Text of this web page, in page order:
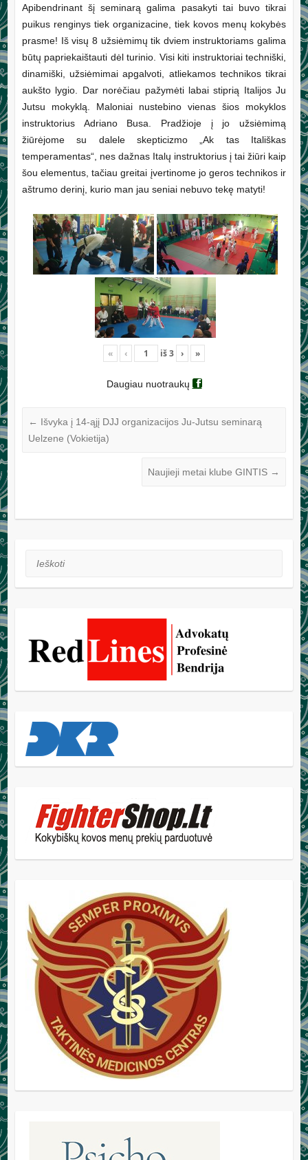
Apibendrinant šį seminarą galima pasakyti tai buvo tikrai
puikus renginys tiek organizacine, tiek kovos menų kokybės
prasme! Iš visų 8 užsiėmimų tik dviem instruktoriams galima
būtų papriekaištauti dėl turinio. Visi kiti instruktoriai techniški,
dinamiški, užsiėmimai apgalvoti, atliekamos technikos tikrai
aukšto lygio. Dar norėčiau pažymėti labai stiprią Italijos Ju
Jutsu mokyklą. Maloniai nustebino vienas šios mokyklos
instruktorius Adriano Busa. Pradžioje į jo užsiėmimą
žiūrėjome su dalele skepticizmo „Ak tas Itališkas
temperamentas“, nes dažnas Italų instruktorius į tai žiūri kaip
šou elementus, tačiau greitai įvertinome jo geros technikos ir
aštrumo derinį, kurio man jau seniai nebuvo tekę matyti!
« ‹ iš3 › »
Daugiau nuotraukų
← Išvyka į 14-ąjį DJJ organizacijos Ju-Jutsu seminarą
Uelzene (Vokietija)
Naujieji metai klube GINTIS →
Ieškoti